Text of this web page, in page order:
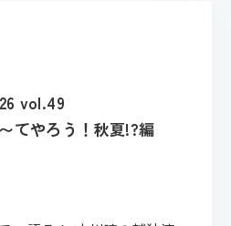
vol.49
てやろう！秋夏!?編